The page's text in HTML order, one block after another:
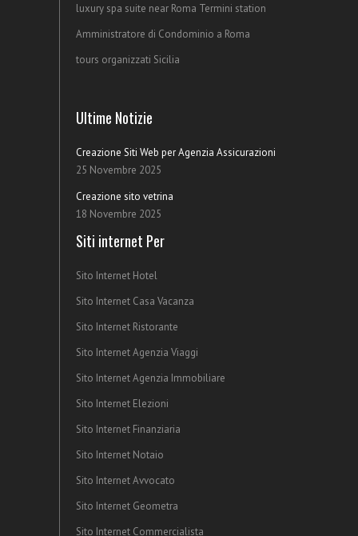
luxury spa suite near Roma Termini station
Amministratore di Condominio a Roma
tours organizzati Sicilia
Ultime Notizie
Creazione Siti Web per Agenzia Assicurazioni
25 Novembre 2025
Creazione sito vetrina
18 Novembre 2025
Siti internet Per
Sito Internet Hotel
Sito Internet Casa Vacanza
Sito Internet Ristorante
Sito Internet Agenzia Viaggi
Sito Internet Agenzia Immobiliare
Sito Internet Elezioni
Sito Internet Finanziaria
Sito Internet Notaio
Sito Internet Avvocato
Sito Internet Geometra
Sito Internet Commercialista